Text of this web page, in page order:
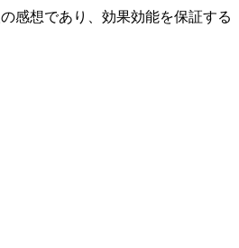
感想であり、効果効能を保証する